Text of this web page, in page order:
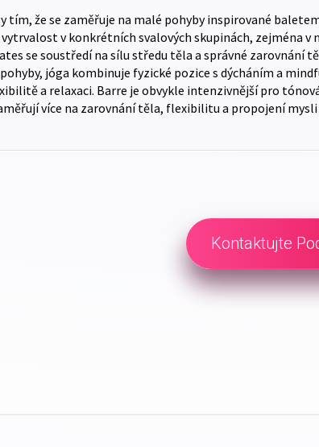
tím, že se zaměřuje na malé pohyby inspirované
v konkrétních svalových skupinách, zejména v
se soustředí na sílu středu těla a správné zarovnání
jóga kombinuje fyzické pozice s dýcháním a
a relaxaci. Barre je obvykle intenzivnější pro
více na zarovnání těla, flexibilitu a propojení mysli
Kontaktujte